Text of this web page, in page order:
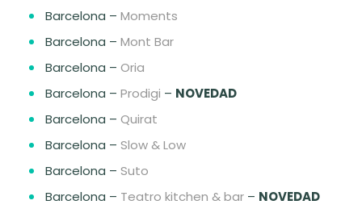
Barcelona – Moments
Barcelona – Mont Bar
Barcelona – Oria
Barcelona – Prodigi – NOVEDAD
Barcelona – Quirat
Barcelona – Slow & Low
Barcelona – Suto
Barcelona – Teatro kitchen & bar – NOVEDAD